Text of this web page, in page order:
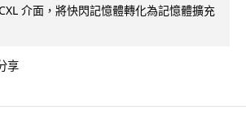
介面，將快閃記憶體轉化為記憶體擴充
享